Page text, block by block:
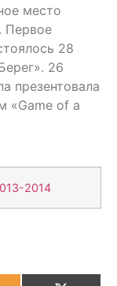
место
Первое
28
26
презентовала
«Game of a
2014